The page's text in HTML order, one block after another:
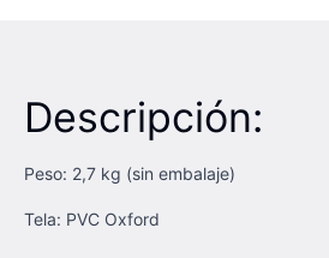
Descripción:
Peso: 2,7 kg (sin embalaje)
Tela: PVC Oxford